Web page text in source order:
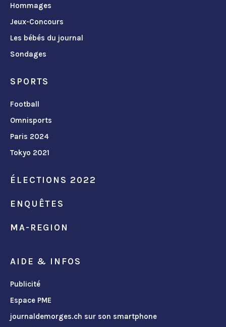
Hommages
Jeux-Concours
Les bébés du journal
Sondages
SPORTS
Football
Omnisports
Paris 2024
Tokyo 2021
ÉLECTIONS 2022
ENQUÊTES
MA-REGION
AIDE & INFOS
Publicité
Espace PME
journaldemorges.ch sur son smartphone